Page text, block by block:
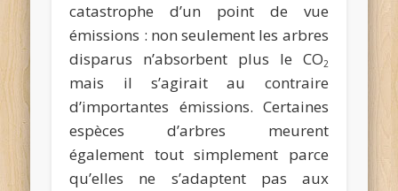
catastrophe d’un point de vue
émissions : non seulement les arbres
disparus n’absorbent plus le CO2
mais il s’agirait au contraire
d’importantes émissions. Certaines
espèces d’arbres meurent
également tout simplement parce
qu’elles ne s’adaptent pas aux